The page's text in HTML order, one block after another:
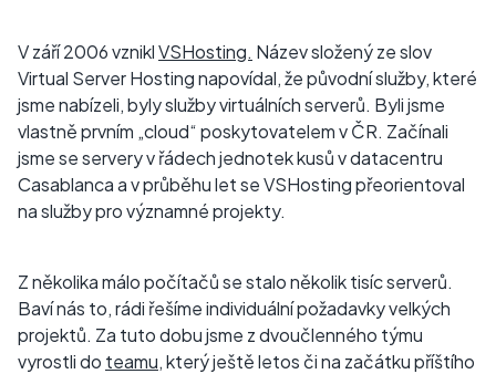
V září 2006 vzniklVSHosting. Název složený ze slov
Virtual Server Hosting napovídal, že původní služby, které
jsme nabízeli, byly služby virtuálních serverů. Byli jsme
vlastně prvním „cloud“ poskytovatelem v ČR. Začínali
jsme se servery v řádech jednotek kusů v datacentru
Casablanca a v průběhu let se VSHosting přeorientoval
na služby pro významné projekty.
Z několika málo počítačů se stalo několik tisíc serverů.
Baví nás to, rádi řešíme individuální požadavky velkých
projektů. Za tuto dobu jsme z dvoučlenného týmu
vyrostli do teamu, který ještě letos či na začátku příštího